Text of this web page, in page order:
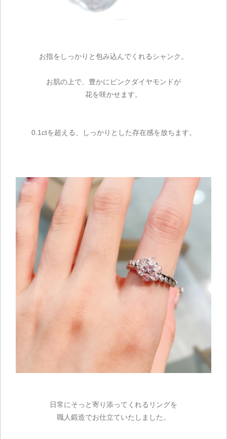
お指をしっかりと包み込んでくれるシャンク。
お肌の上で、豊かにピンクダイヤモンドが
花を咲かせます。
0.1ctを超える、しっかりとした存在感を放ちます。
日常にそっと寄り添ってくれるリングを
職人鍛造でお仕立ていたしました。
ご注文手続き
お買い物を続ける